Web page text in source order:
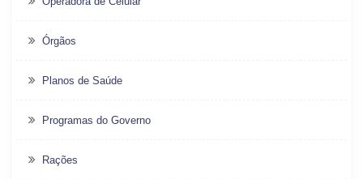
Órgãos
Planos de Saúde
Programas do Governo
Rações